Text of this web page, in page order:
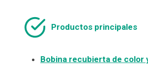
Productos principales
Bobina recubierta de color